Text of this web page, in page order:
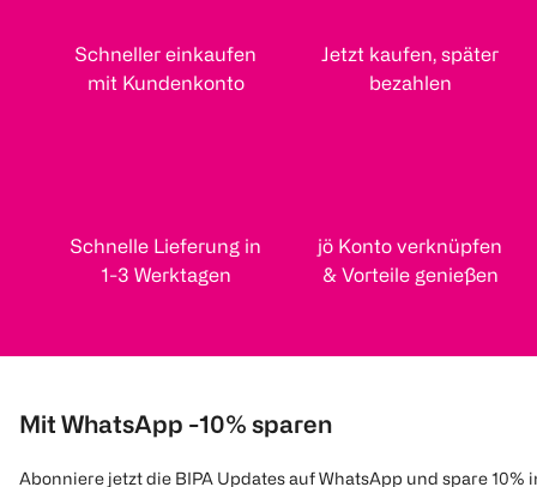
Schneller einkaufen
mit Kundenkonto
Jetzt kaufen, später
bezahlen
Schnelle Lieferung in
1-3 Werktagen
jö Konto verknüpfen
& Vorteile genießen
Mit WhatsApp -10% sparen
Abonniere jetzt die BIPA Updates auf WhatsApp und spare 10%